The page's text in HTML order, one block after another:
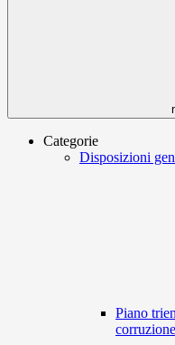
Categorie
Disposizioni
Piano